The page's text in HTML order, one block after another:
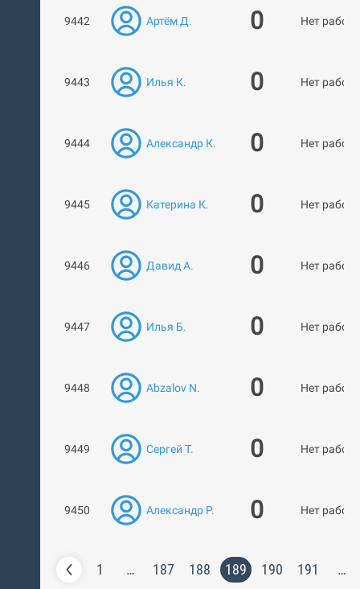
9442 Артём Д. 0 Нет работ
9443 Илья К. 0 Нет работ
9444 Александр К. 0 Нет работ
9445 Катерина К. 0 Нет работ
9446 Давид А. 0 Нет работ
9447 Илья Б. 0 Нет работ
9448 Abzalov N. 0 Нет работ
9449 Сергей Т. 0 Нет работ
9450 Александр Р. 0 Нет работ
1 … 187 188 189 190 191 …